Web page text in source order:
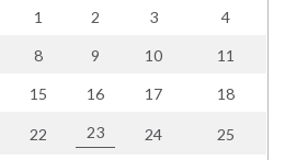
1 2 3 4
8 9 10 11
15 16 17 18
22 23 24 25